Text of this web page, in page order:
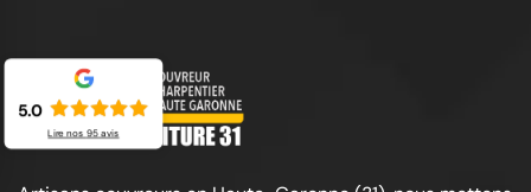
5.0
Lire nos 95avis